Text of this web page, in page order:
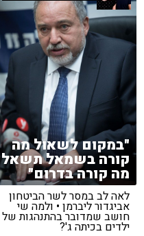
"במקום לשאול מה
קורה בשמאל תשאל
מה קורה בדרום"
לאה לב במסר לשר הביטחון
אביגדור ליברמן • ולמה שי
חושב שמדובר בהתנהגות של
ילדים בכיתה ג'?